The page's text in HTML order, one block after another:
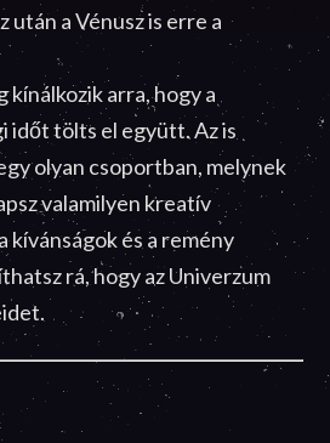
után a Vénusz is erre a
arra, hogy a
időt tölts el együtt. Az is
olyan csoportban, melynek
valamilyen kreatív
kívánságok és a remény
rá, hogy az Univerzum